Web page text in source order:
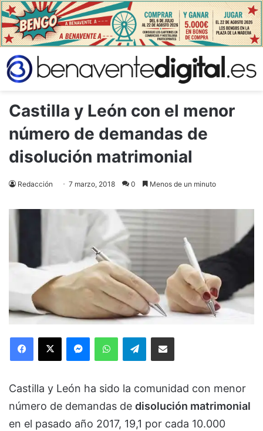
Castilla y León con el menor
número de demandas de
disolución matrimonial
Redacción 7 marzo, 2018 0 Menos de un minuto
Telegram
Castilla y León ha sido la comunidad con menor
número de demandas de disolución matrimonial
en el pasado año 2017, 19,1 por cada 10.000